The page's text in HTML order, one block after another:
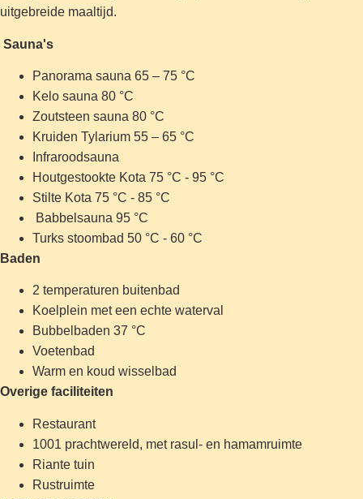
uitgebreide maaltijd.
Sauna's
Panorama sauna 65 – 75 °C
Kelo sauna 80 °C
Zoutsteen sauna 80 °C
Kruiden Tylarium 55 – 65 °C
Infraroodsauna
Houtgestookte Kota 75 °C - 95 °C
Stilte Kota 75 °C - 85 °C
Babbelsauna 95 °C
Turks stoombad 50 °C - 60 °C
Baden
2 temperaturen buitenbad
Koelplein met een echte waterval
Bubbelbaden 37 °C
Voetenbad
Warm en koud wisselbad
Overige faciliteiten
Restaurant
1001 prachtwereld, met rasul- en hamamruimte
Riante tuin
Rustruimte